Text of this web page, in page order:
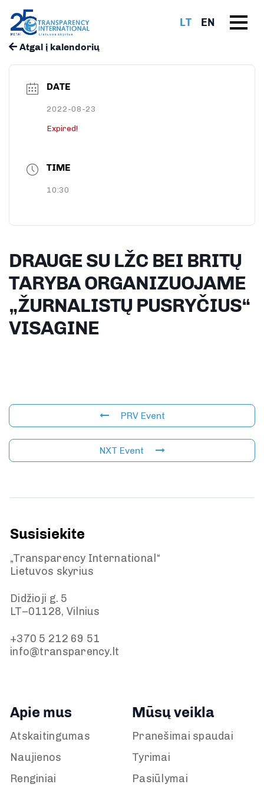
LT EN
Atgal į kalendorių
DATE
2022-08-23
Expired!
TIME
10:30
DRAUGE SU LŽC BEI BRITŲ
TARYBA ORGANIZUOJAME
„ŽURNALISTŲ PUSRYČIUS“
VISAGINE
PRV Event
NXT Event
Susisiekite
„Transparency International“
Lietuvos skyrius
Didžioji g. 5
LT–01128, Vilnius
+370 5 212 69 51
info@transparency.lt
Apie mus
Atskaitingumas
Naujienos
Renginiai
Mūsų veikla
Pranešimai spaudai
Tyrimai
Pasiūlymai